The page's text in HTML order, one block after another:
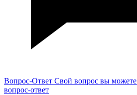
Вопрос-Ответ Свой вопрос вы можете
вопрос-ответ